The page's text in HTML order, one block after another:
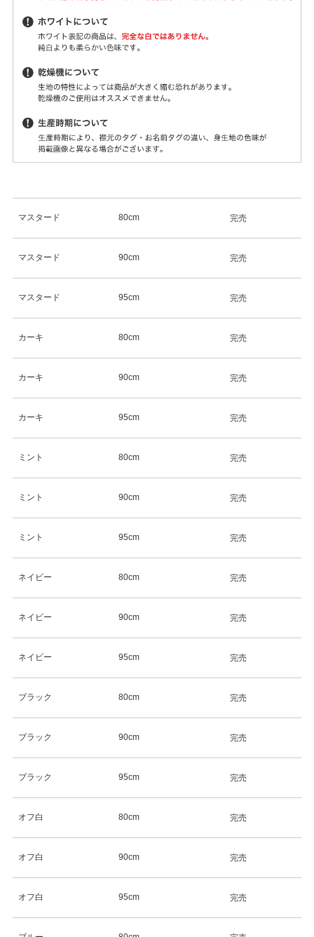
マスタード 80cm 完売
マスタード 90cm 完売
マスタード 95cm 完売
カーキ 80cm 完売
カーキ 90cm 完売
カーキ 95cm 完売
ミント 80cm 完売
ミント 90cm 完売
ミント 95cm 完売
ネイビー 80cm 完売
ネイビー 90cm 完売
ネイビー 95cm 完売
ブラック 80cm 完売
ブラック 90cm 完売
ブラック 95cm 完売
オフ白 80cm 完売
オフ白 90cm 完売
オフ白 95cm 完売